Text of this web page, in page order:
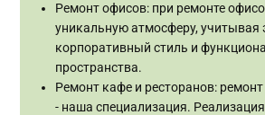
Ремонт офисов: при ремонте
уникальную атмосферу, учитывая
корпоративный стиль и
пространства.
Ремонт кафе и ресторанов:
- наша специализация.